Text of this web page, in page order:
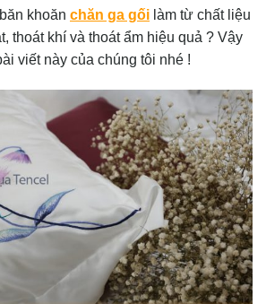
khoăn chăn ga gối làm từ chất liệu
thoát khí và thoát ẩm hiệu quả ? Vậy
viết này của chúng tôi nhé !